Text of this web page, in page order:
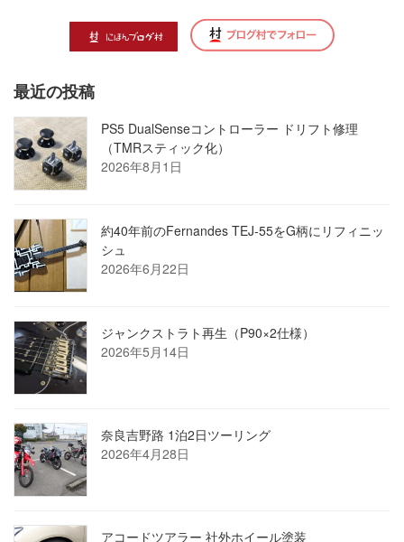
最近の投稿
PS5 DualSenseコントローラー ドリフト修理
（TMRスティック化）
2026年8月1日
約40年前のFernandes TEJ-55をG柄にリフィニッ
シュ
2026年6月22日
ジャンクストラト再生（P90×2仕様）
2026年5月14日
奈良吉野路 1泊2日ツーリング
2026年4月28日
アコードツアラー 社外ホイール塗装